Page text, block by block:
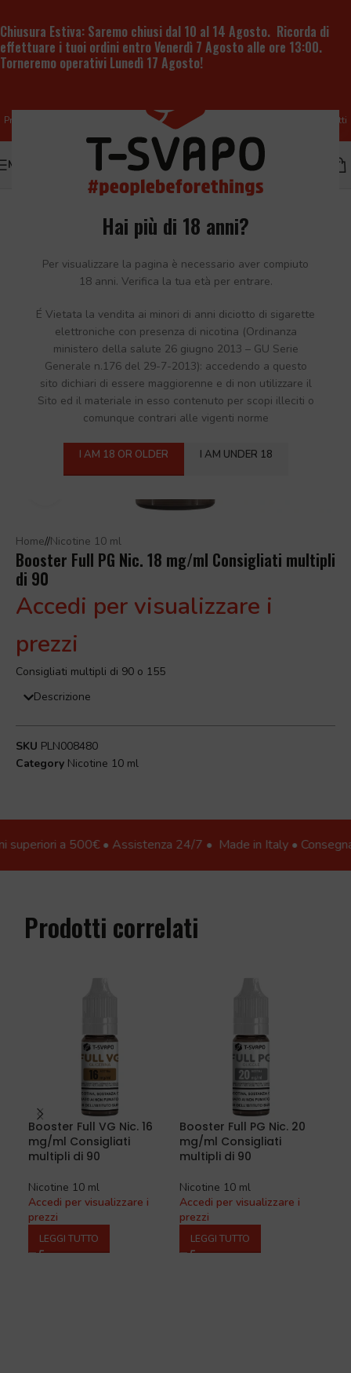
Hai più di 18 anni?
Per visualizzare la pagina è necessario aver compiuto
18 anni. Verifica la tua età per entrare.
É Vietata la vendita ai minori di anni diciotto di sigarette
elettroniche con presenza di nicotina (Ordinanza
ministero della salute 26 giugno 2013 – GU Serie
Generale n.176 del 29-7-2013): accedendo a questo
sito dichiari di essere maggiorenne e di non utilizzare il
Sito ed il materiale in esso contenuto per scopi illeciti o
comunque contrari alle vigenti norme
I AM 18 OR OLDER I AM UNDER 18
Chiusura Estiva: Saremo chiusi dal 10 al 14 Agosto. Ricorda di
effettuare i tuoi ordini entroVenerdì 7 Agosto alle ore 13:00.
Torneremo operativi Lunedì 17 Agosto!
Produzione e vendita all'ingrosso di liquidi per sigaretta elettronica e prodotti
per lo svapo
MENU
Home/ Nicotine 10 ml
Booster Full PG Nic. 18 mg/ml Consigliati multipli
di 90
Accedi per visualizzare i
prezzi
Consigliati multipli di 90 o 155
Descrizione
SKU PLN008480
Category Nicotine 10 ml
a 500€ • Assistenza 24/7 •Made in Italy • Consegna in
Prodotti correlati
Booster Full VG Nic. 16
mg/ml Consigliati
multipli di 90
Nicotine 10 ml
Accedi per visualizzare i
prezzi
LEGGI TUTTO
Booster Full PG Nic. 20
mg/ml Consigliati
multipli di 90
Nicotine 10 ml
Accedi per visualizzare i
prezzi
LEGGI TUTTO